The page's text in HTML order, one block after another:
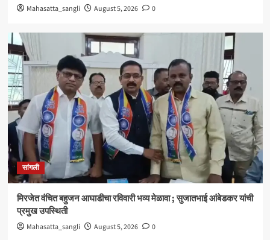
1
मिरजेतील कन्या महाविद्यालयात ‘फिल्ड प्रोजेक्ट आणि जॉब
ट्रेनिंग’ कार्यशाळा उत्साहात
2
सांगली
मिरजेत वंचित बहुजन आघाडीचा रविवारी भव्य मेळावा ;
सुजातभाई आंबेडकर यांची प्रमुख उपस्थिती
3
क्राईम बेळगाव
आंबोलीत जत्राट येथील बेपत्ता डॉक्टरचा मृतदेह अखेर सापडला
सांगली
विद्यावाचस्पती गुरुदेव शंकर अभ्यंकर यांना ‘कलातपस्वी’
Mahasatta_sangli August 5, 2026 0
सांगली
मिरजेत वंचित बहुजन आघाडीचा रविवारी भव्य मेळावा ; सुजातभाई आंबेडकर यांची
प्रमुख उपस्थिती
Mahasatta_sangli August 5, 2026 0